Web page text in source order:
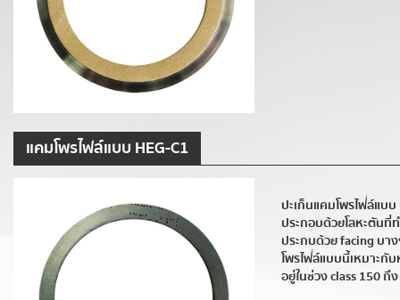
แคมโพรไฟล์แบบ HEG-C1
ปะเก็นแคมโพรไฟล์แบ
ประกอบด้วยโลหะตันที่
ประกบด้วย facing บา
โพรไฟล์แบบนี้เหมาะกั
อยู่ในช่วง class 150 ถึ